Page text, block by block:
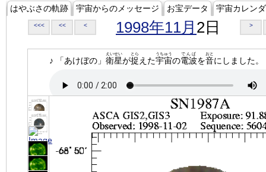
はやぶさの軌跡 宇宙からのメッセージ お宝データ 宇宙カレン
<<< << < 1998年11月 2日 >
♪ 「あけぼの」 衛星
えいせい
が捉
とら
えた宇宙
うちゅう
の電波
でんぱ
を音
おと
にしました。